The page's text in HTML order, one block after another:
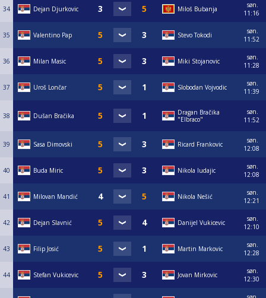
34 Dejan Djurkovic Miloš Bubanja
søn.
11:16
35 Valentino Pap Stevo Tokodi
søn.
11:52
36 Milan Masic Miki Stojanovic
søn.
11:28
37 Uroš Lončar Slobodan Vojvodic
søn.
11:39
38 Dušan Bračika
Dragan Bračika
"Elbraco"
søn.
11:52
39 Sasa Dimovski Ricard Frankovic
søn.
12:08
40 Buda Miric Nikola ludajic
søn.
12:08
41 Milovan Mandić Nikola Nešić
søn.
12:21
42 Dejan Slavnić Danijel Vukicevic
søn.
12:10
43 Filip Josić Martin Markovic
søn.
12:28
44 Stefan Vukicevic Jovan Mirkovic
søn.
12:30